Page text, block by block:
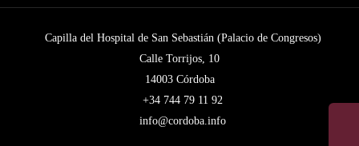
Capilla del Hospital de San Sebastián (Palacio de Congresos)
Calle Torrijos, 10
14003 Córdoba
+34 744 79 11 92
info@cordoba.info